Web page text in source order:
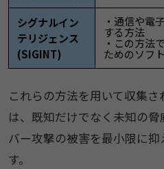
シグナルイン
テリジェンス
(SIGINT)
・通信や電
する方法
・この方法
ためのソフ
これらの方法を用いて収集
は、既知だけでなく未知の
バー攻撃の被害を最小限に
す。